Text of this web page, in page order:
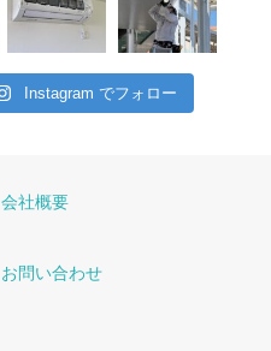
Instagram でフォロー
会社概要
お問い合わせ